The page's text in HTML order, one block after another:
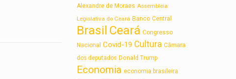
Alexandre de Moraes Assembleia
Legislativa do Ceará Banco Central
Brasil Ceará Congresso
Nacional
Covid-19 Cultura Câmara
dos deputados Donald Trump
Economia economia brasileira